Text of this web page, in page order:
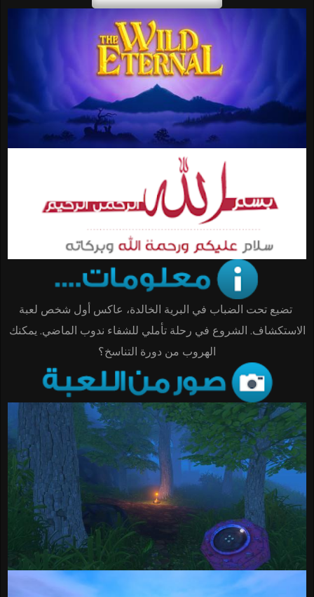
تضيع تحت الضباب في البرية الخالدة، عاكس أول شخص لعبة
الاستكشاف. الشروع في رحلة تأملي للشفاء ندوب الماضي. يمكنك
الهروب من دورة التناسخ؟